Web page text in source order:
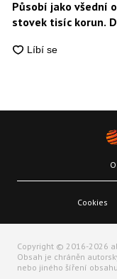
Působí jako všední
stovek tisíc korun.
Cookies
Copyright © 2016-2026
Obsah je chráněn
nebo jiného šíření